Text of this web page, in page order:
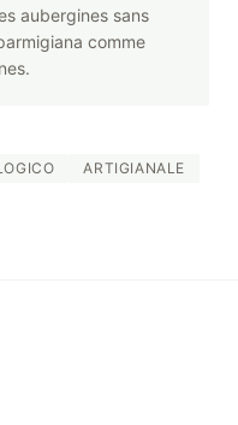
aubergines sans
comme
ARTIGIANALE